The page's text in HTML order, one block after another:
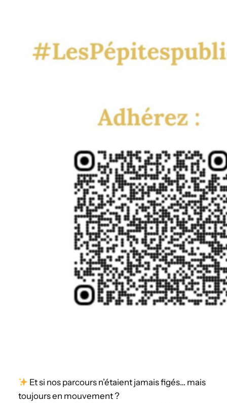
Et si nos parcours n’étaient jamais figés… mais
toujours en mouvement ?